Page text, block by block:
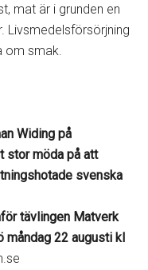
mat är i grunden en
Livsmedelsförsörjning
om smak.
Widing på
stor möda på att
svenska
tävlingen Matverk
måndag 22 augusti kl